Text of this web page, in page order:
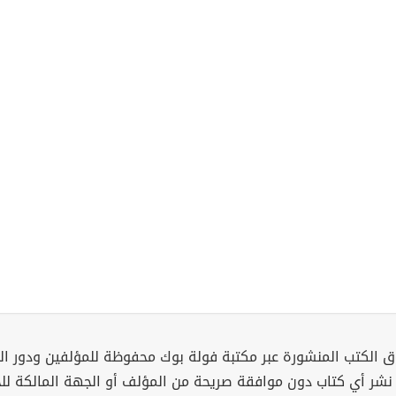
الكتب المنشورة عبر مكتبة فولة بوك محفوظة للمؤلفين ودور
نشر أي كتاب دون موافقة صريحة من المؤلف أو الجهة المالكة